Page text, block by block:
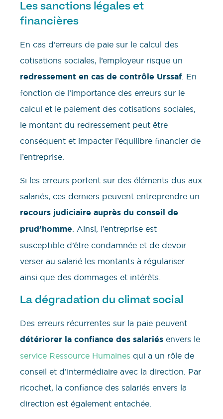
Les sanctions légales et
financières
En cas d’erreurs de paie sur le calcul des
cotisations sociales, l’employeur risque un
redressement en cas de contrôle Urssaf. En
fonction de l’importance des erreurs sur le
calcul et le paiement des cotisations sociales,
le montant du redressement peut être
conséquent et impacter l’équilibre financier de
l’entreprise.
Si les erreurs portent sur des éléments dus aux
salariés, ces derniers peuvent entreprendre un
recours judiciaire auprès du conseil de
prud’homme . Ainsi, l’entreprise est
susceptible d’être condamnée et de devoir
verser au salarié les montants à régulariser
ainsi que des dommages et intérêts.
La dégradation du climat social
Des erreurs récurrentes sur la paie peuvent
détériorer la confiance des salariés envers le
service Ressource Humaines qui a un rôle de
conseil et d’intermédiaire avec la direction. Par
ricochet, la confiance des salariés envers la
direction est également entachée.